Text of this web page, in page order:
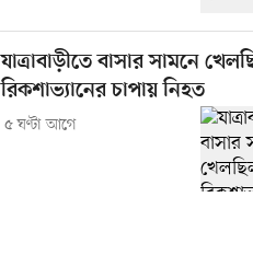
যাত্রাবাড়ীতে বাসার সামনে
রিকশাভ্যানের চাপায় নিহত
৫ ঘণ্টা আগে